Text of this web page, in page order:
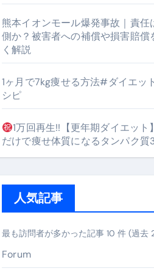
るのが独自ドメイン
安で手に入れる方法
イド
実践大全
熊本イオンモール爆発事故｜責任
側か？被害者への補償や損害賠償
く解説
1ヶ月で7kg痩せる方法#ダイエッ
シピ
1万回再生!!【更年期ダイエット
だけで痩せ体質になるタンパク質3
人気記事
最も訪問者が多かった記事 10 件 (過去
Forum